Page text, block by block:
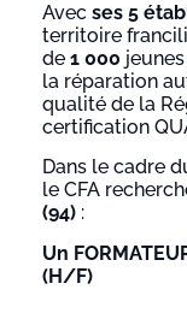
Avec ses 5
territoire
de 1 000
la réparation
qualité de la
certification
Dans le cadre
le CFA
(94) :
Un
(H/F)